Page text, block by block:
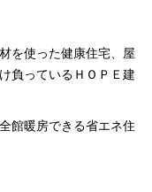
を使った健康住宅、屋
負っているＨＯＰＥ建
館暖房できる省エネ住